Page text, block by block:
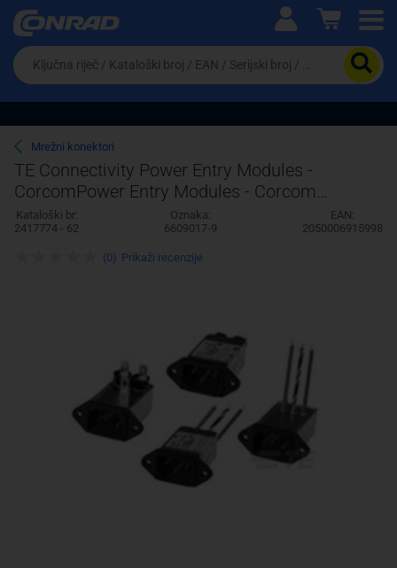
Ova postavka prilagođava asortiman proizvoda i
cijene vašim potrebama.
Pravno lice
Da
biste
potražili
proizvod,
unesite
ključnu
riječ,
kataloški
broj,
EAN
ili
Mrežni konektori
TE Connectivity Power Entry Modules -
CorcomPower Entry Modules - Corcom
6609017-9 AMP
Kataloški br:
2417774 - 62
Oznaka:
6609017-9
EAN:
2050006915998
(0) Prikaži recenzije